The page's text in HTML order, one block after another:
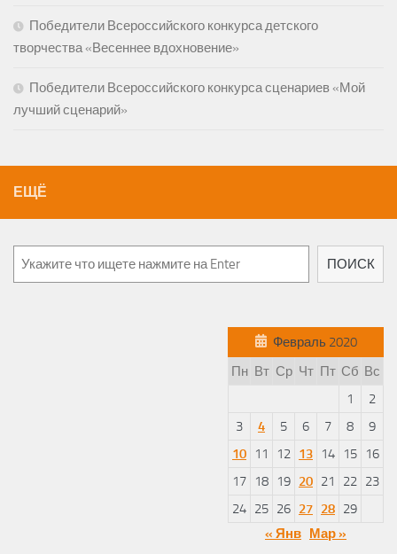
Победители Всероссийского конкурса детского
творчества «Весеннее вдохновение»
Победители Всероссийского конкурса сценариев «Мой
лучший сценарий»
ЕЩЁ
Поиск
ПОИСК
Февраль 2020
Пн Вт Ср Чт Пт Сб Вс
1
2
3
4 5 6 7 8
9
10
11 12 13 14 15
16
17
18 19 20 21 22 23
24 25 26 27 28 29
« Янв
Мар »